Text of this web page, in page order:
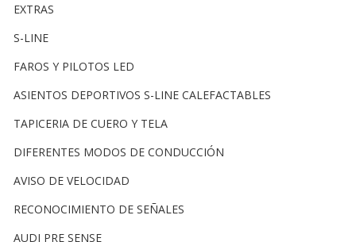
EXTRAS
S-LINE
FAROS Y PILOTOS LED
ASIENTOS DEPORTIVOS S-LINE CALEFACTABLES
TAPICERIA DE CUERO Y TELA
DIFERENTES MODOS DE CONDUCCIÓN
AVISO DE VELOCIDAD
RECONOCIMIENTO DE SEÑALES
AUDI PRE SENSE